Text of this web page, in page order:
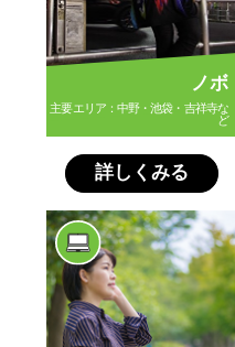
ノボ
主要エリア：中野・池袋・吉祥寺な
ど
詳しくみる